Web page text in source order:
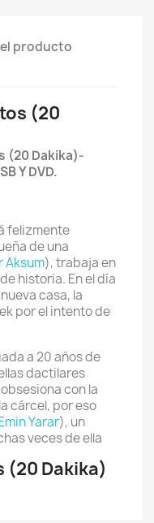
producto
(20
(20 Dakika)-
Y DVD.
felizmente
de una
Aksum), trabaja en
historia. En el día
casa, la
por el intento de
a 20 años de
dactilares
con la
cárcel, por eso
Yarar), un
veces de ella
(20 Dakika)